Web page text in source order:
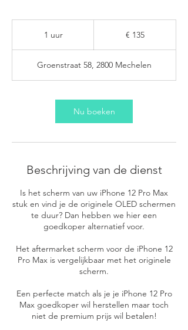
1 uur1
€ 135
Groenstraat 58, 2800 Mechelen
Nu boeken
Beschrijving van de dienst
Is het scherm van uw iPhone 12 Pro Max
stuk en vind je de originele OLED schermen
te duur? Dan hebben we hier een
goedkoper alternatief voor.
Het aftermarket scherm voor de iPhone 12
Pro Max is vergelijkbaar met het originele
scherm.
Een perfecte match als je je iPhone 12 Pro
Max goedkoper wil herstellen maar toch
niet de premium prijs wil betalen!